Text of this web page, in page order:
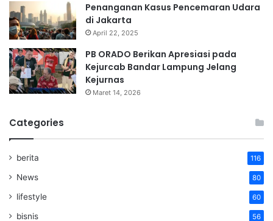
Penanganan Kasus Pencemaran Udara
di Jakarta
April 22, 2025
PB ORADO Berikan Apresiasi pada
Kejurcab Bandar Lampung Jelang
Kejurnas
Maret 14, 2026
Categories
berita 116
News 80
lifestyle 60
bisnis 56